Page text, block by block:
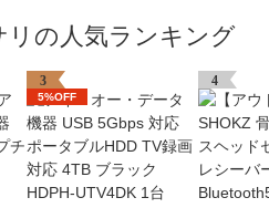
の人気ランキング
3
5%OFF
4